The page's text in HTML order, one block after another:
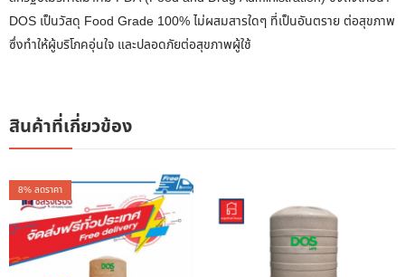
DOS เป็นวัสดุ Food Grade 100% ไม่ผสมสารใดๆ ที่เป็นอันตราย ต่อสุขภาพ
ซึ่งทำให้ผู้บริโภคอุ่นใจ และปลอดภัยต่อสุขภาพผู้ใช้
สินค้าที่เกี่ยวข้อง
8% ลดราคา